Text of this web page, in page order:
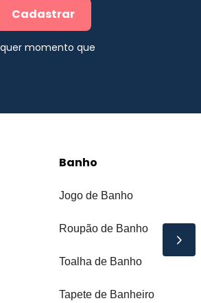
Cadastrar
momento que
Banho
Jogo de Banho
Roupão de Banho
Toalha de Banho
Tapete de Banheiro